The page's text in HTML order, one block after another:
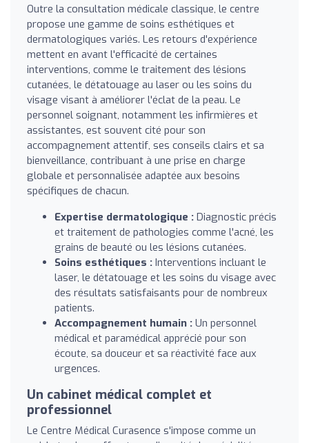
Outre la consultation médicale classique, le centre
propose une gamme de soins esthétiques et
dermatologiques variés. Les retours d'expérience
mettent en avant l'efficacité de certaines
interventions, comme le traitement des lésions
cutanées, le détatouage au laser ou les soins du
visage visant à améliorer l'éclat de la peau. Le
personnel soignant, notamment les infirmières et
assistantes, est souvent cité pour son
accompagnement attentif, ses conseils clairs et sa
bienveillance, contribuant à une prise en charge
globale et personnalisée adaptée aux besoins
spécifiques de chacun.
Expertise dermatologique : Diagnostic précis
et traitement de pathologies comme l'acné, les
grains de beauté ou les lésions cutanées.
Soins esthétiques : Interventions incluant le
laser, le détatouage et les soins du visage avec
des résultats satisfaisants pour de nombreux
patients.
Accompagnement humain : Un personnel
médical et paramédical apprécié pour son
écoute, sa douceur et sa réactivité face aux
urgences.
Un cabinet médical complet et
professionnel
Le Centre Médical Curasence s'impose comme un